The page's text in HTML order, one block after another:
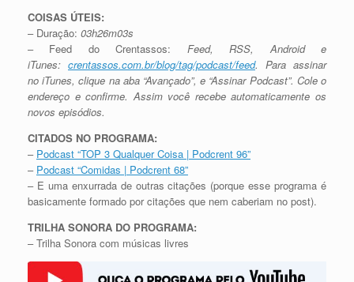
COISAS ÚTEIS:
– Duração: 03h26m03s
– Feed do Crentassos: Feed, RSS, Android e
iTunes: crentassos.com.br/blog/tag/podcast/feed. Para assinar
no iTunes, clique na aba “Avançado”, e “Assinar Podcast”. Cole o
endereço e confirme. Assim você recebe automaticamente os
novos episódios.
CITADOS NO PROGRAMA:
– Podcast “TOP 3 Qualquer Coisa | Podcrent 96”
– Podcast “Comidas | Podcrent 68”
– E uma enxurrada de outras citações (porque esse programa é
basicamente formado por citações que nem caberiam no post).
TRILHA SONORA DO PROGRAMA:
– Trilha Sonora com músicas livres